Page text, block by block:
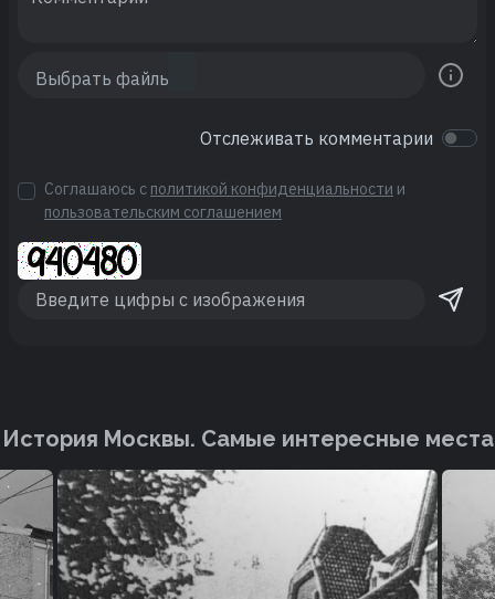
Отслеживать комментарии
Соглашаюсь с политикой конфиденциальности и
пользовательским соглашением
История Москвы. Cамые интересные места